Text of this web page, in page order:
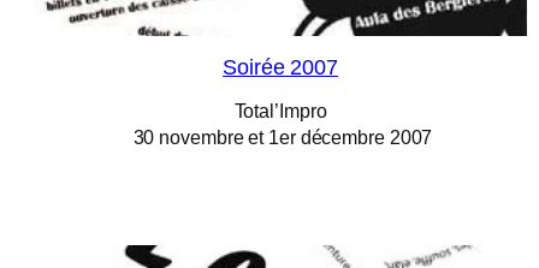
Soirée 2007
Total’Impro
30 novembre et 1er décembre 2007